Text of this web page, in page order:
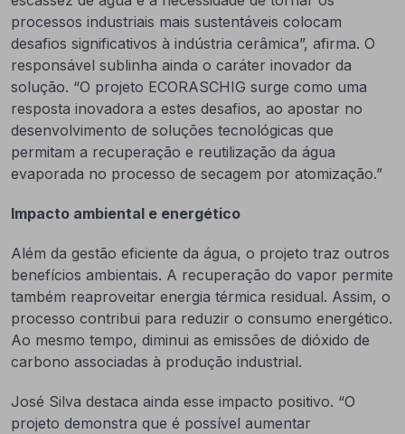
processos industriais mais sustentáveis colocam
desafios significativos à indústria cerâmica”, afirma. O
responsável sublinha ainda o caráter inovador da
solução. “O projeto ECORASCHIG surge como uma
resposta inovadora a estes desafios, ao apostar no
desenvolvimento de soluções tecnológicas que
permitam a recuperação e reutilização da água
evaporada no processo de secagem por atomização.”
Impacto ambiental e energético
Além da gestão eficiente da água, o projeto traz outros
benefícios ambientais. A recuperação do vapor permite
também reaproveitar energia térmica residual. Assim, o
processo contribui para reduzir o consumo energético.
Ao mesmo tempo, diminui as emissões de dióxido de
carbono associadas à produção industrial.
José Silva destaca ainda esse impacto positivo. “O
projeto demonstra que é possível aumentar